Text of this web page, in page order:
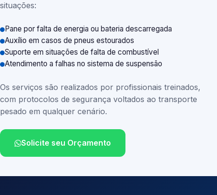
situações:
Pane por falta de energia ou bateria descarregada
Auxílio em casos de pneus estourados
Suporte em situações de falta de combustível
Atendimento a falhas no sistema de suspensão
Os serviços são realizados por profissionais treinados,
com protocolos de segurança voltados ao transporte
pesado em qualquer cenário.
Solicite seu Orçamento